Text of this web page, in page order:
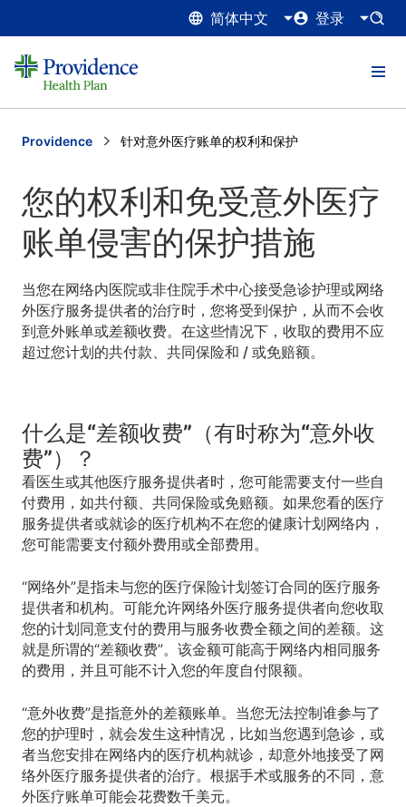
简体中文 登录
Providence Current:
针对意外医疗账单的权利和保护
您的权利和免受意外医疗
账单侵害的保护措施
当您在网络内医院或非住院手术中心接受急诊护理或网络
外医疗服务提供者的治疗时，您将受到保护，从而不会收
到意外账单或差额收费。在这些情况下，收取的费用不应
超过您计划的共付款、共同保险和 / 或免赔额。
什么是“差额收费”（有时称为“意外收
费”）？
看医生或其他医疗服务提供者时，您可能需要支付一些自
付费用，如共付额、共同保险或免赔额。如果您看的医疗
服务提供者或就诊的医疗机构不在您的健康计划网络内，
您可能需要支付额外费用或全部费用。
“网络外”是指未与您的医疗保险计划签订合同的医疗服务
提供者和机构。可能允许网络外医疗服务提供者向您收取
您的计划同意支付的费用与服务收费全额之间的差额。这
就是所谓的“差额收费”。该金额可能高于网络内相同服务
的费用，并且可能不计入您的年度自付限额。
“意外收费”是指意外的差额账单。当您无法控制谁参与了
您的护理时，就会发生这种情况，比如当您遇到急诊，或
者当您安排在网络内的医疗机构就诊，却意外地接受了网
络外医疗服务提供者的治疗。根据手术或服务的不同，意
外医疗账单可能会花费数千美元。